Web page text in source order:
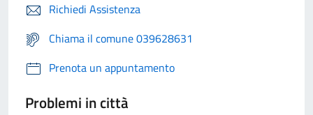
Richiedi Assistenza
Chiama il comune 039628631
Prenota un appuntamento
Problemi in città